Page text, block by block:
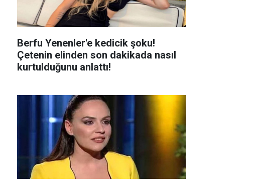
Berfu Yenenler'e kedicik şoku!
Çetenin elinden son dakikada nasıl
kurtulduğunu anlattı!